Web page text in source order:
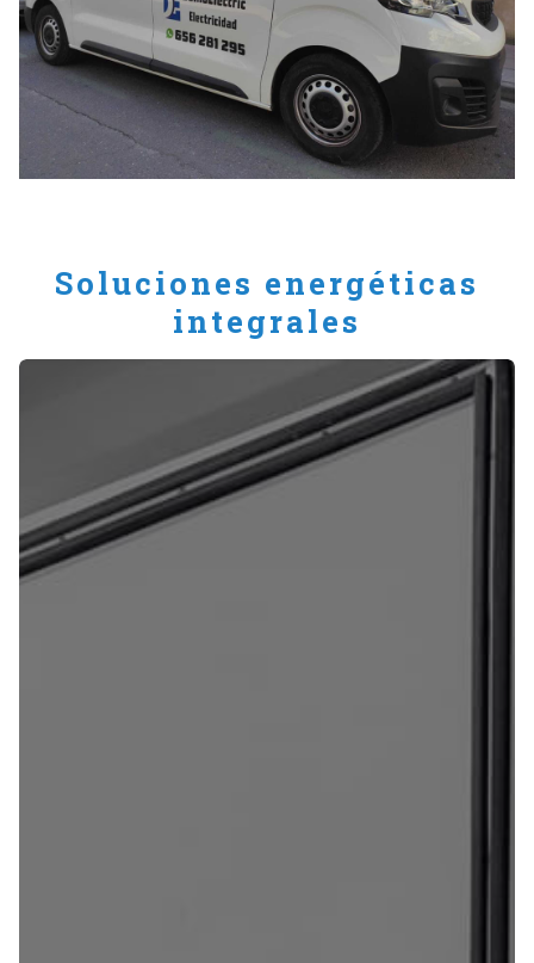
Soluciones energéticas
integrales